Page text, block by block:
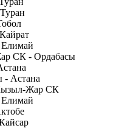
СК - Ордабасы
- Астана
Жар СК